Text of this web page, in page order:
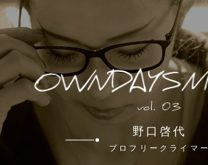
vol. 03
野口啓代
プロフリークライマー